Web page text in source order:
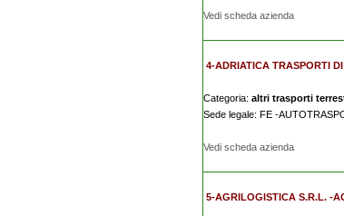
Vedi scheda azienda
4-ADRIATICA TRASPORTI
Categoria: altri trasporti
Sede legale: FE -
Vedi scheda azienda
5-AGRILOGISTICA S.R.L. -